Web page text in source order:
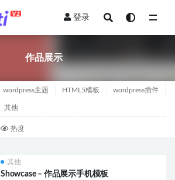
登录
作品展示
wordpress主题 HTML5模板 wordpress插件
其他
热度
其他
Showcase – 作品展示手机模板